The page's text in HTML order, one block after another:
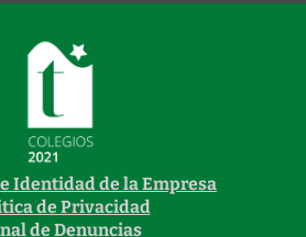
Identidad de la Empresa
de Privacidad
de Denuncias